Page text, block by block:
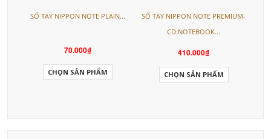
SỔ TAY NIPPON NOTE PLAIN...
70.000₫
CHỌN SẢN PHẨM
SỔ TAY NIPPON NOTE PREMIUM-
CD.NOTEBOOK...
410.000₫
CHỌN SẢN PHẨM